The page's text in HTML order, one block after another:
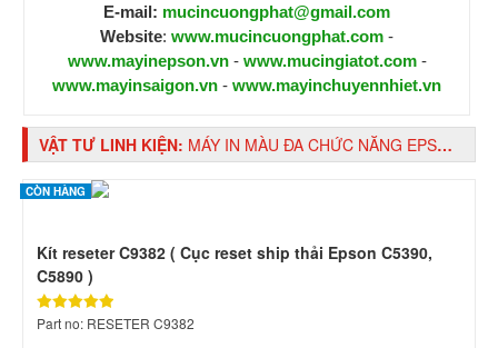
E-mail: mucincuongphat@gmail.com
Website: www.mucincuongphat.com -
www.mayinepson.vn- www.mucingiatot.com-
www.mayinsaigon.vn - www.mayinchuyennhiet.vn
VẬT TƯ LINH KIỆN: MÁY IN MÀU ĐA CHỨC NĂNG EPSON WORKFORCE PRO WF-C5890 - IN 2 MẶT SIÊU TỐC
CÒN HÀNG
Kít reseter C9382 ( Cục reset ship thải Epson C5390,
C5890 )
Part no: RESETER C9382